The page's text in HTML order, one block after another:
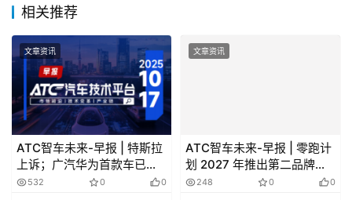
11月3日，TeslaAI在微博发文称，马斯克刚刚在社交媒
体上表示:他和特斯拉芯片工程团队审核了智韵辅助驾驶芯
片AI5的进度，非常棒。同时A16和AI7也会紧随其后推
出:AI8的惊艳程度将超出想象。
Aumovio CEO称:公司在安世半导体芯片供应危机
相关推荐
文章资讯
ATC智车未来-早报 | 特斯拉
上诉；广汽华为首款车已设
计定型
532 0 0
文章资讯
ATC智车未来-早报 | 零跑计
划 2027 年推出第二品牌；
大众高管怒怼李想
248 0 0